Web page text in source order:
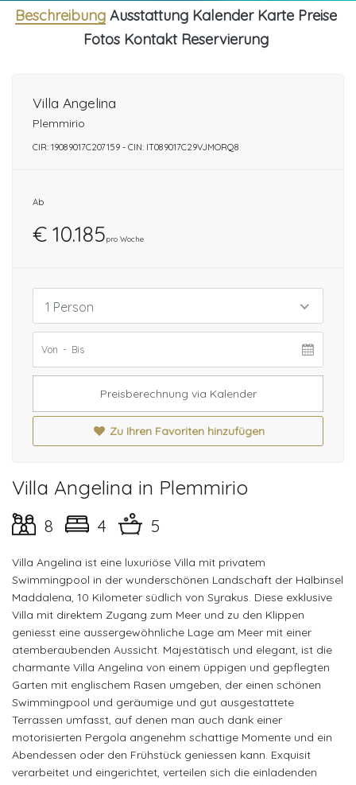
Beschreibung Ausstattung Kalender Karte Preise
Fotos Kontakt Reservierung
Villa Angelina in Plemmirio
8 4 5
Villa Angelina ist eine luxuriöse Villa mit privatem
Swimmingpool in der wunderschönen Landschaft der Halbinsel
Maddalena, 10 Kilometer südlich von Syrakus. Diese exklusive
Villa mit direktem Zugang zum Meer und zu den Klippen
geniesst eine aussergewöhnliche Lage am Meer mit einer
atemberaubenden Aussicht. Majestätisch und elegant, ist die
charmante Villa Angelina von einem üppigen und gepflegten
Garten mit englischem Rasen umgeben, der einen schönen
Swimmingpool und geräumige und gut ausgestattete
Terrassen umfasst, auf denen man auch dank einer
motorisierten Pergola angenehm schattige Momente und ein
Abendessen oder den Frühstück geniessen kann. Exquisit
verarbeitet und eingerichtet, verteilen sich die einladenden
Villa Angelina
Plemmirio
CIR: 19089017C207159 - CIN: IT089017C29VJMORQ8
Ab
€ 10.185pro Woche
1 Person
Preisberechnung via Kalender
Zu Ihren Favoriten hinzufügen